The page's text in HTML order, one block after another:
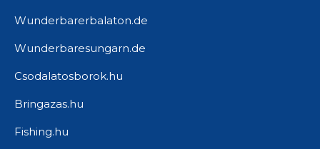
Wunderbarerbalaton.de
Wunderbaresungarn.de
Csodalatosborok.hu
Bringazas.hu
Fishing.hu